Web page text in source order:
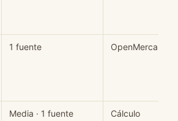
1 fuente OpenMercantil
Media · 1 fuente
Cálculo